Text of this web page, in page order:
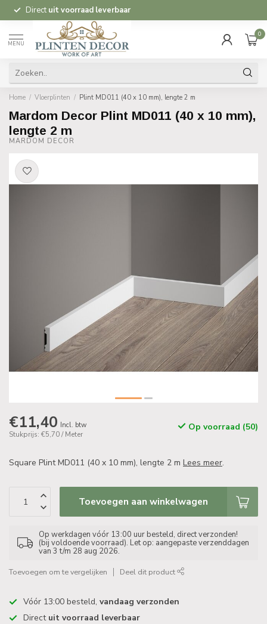
Direct uit voorraad leverbaar
MENU
0
Home / Vloerplinten / Plint MD011 (40 x 10 mm), lengte 2 m
Mardom Decor Plint MD011 (40 x 10 mm),
lengte 2 m
MARDOM DECOR
€11,40 Incl. btw
Stukprijs: €5,70 / Meter
Op voorraad (50)
Square Plint MD011 (40 x 10 mm), lengte 2 m Lees meer.
Toevoegen aan winkelwagen
Op werkdagen vóór 13:00 uur besteld, direct verzonden!
(bij voldoende voorraad). Let op: aangepaste verzenddagen
van 3 t/m 28 aug 2026.
Toevoegen om te vergelijken Deel dit product
Vóór 13:00 besteld, vandaag verzonden
Direct uit voorraad leverbaar